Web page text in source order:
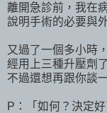
離開急診前，我在
說明手術的必要與
又過了一個多小時
經用上三種升壓劑
不過還想再跟你談
P：「如何？決定